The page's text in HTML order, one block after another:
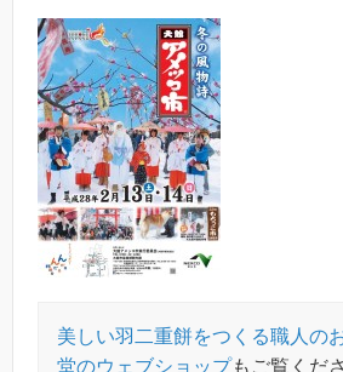
美しい羽二重餅をつくる職人の
堂のウェブショップもご覧くだ